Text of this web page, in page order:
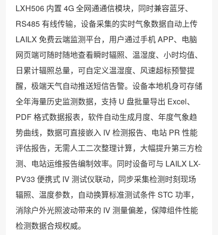
LXH506 内置 4G 全网通通信模块，同时兼容蓝牙、
RS485 有线传输，设备采集的实时气象数据自动上传
LAILX 免费云端监测平台，用户通过手机 APP、电脑
网页端可随时随地查看瞬时辐照、温湿度、小时均值、
日累计辐照总量，可自定义温湿度、风速超标预警提
醒，极端天气自动推送短信告警。设备本地机身可存储
全年海量历史监测数据，支持 U 盘批量导出 Excel、
PDF 格式数据报表，软件自动生成月度、年度气象趋
势曲线，数据可直接嵌入 IV 检测报告、电站 PR 性能
评估报告，无需人工二次整理计算，大幅提升第三方检
测、电站运维报告编制效率。同时设备可与 LAILX LX-
PV33 便携式 IV 测试仪联动，同步采集检测时刻现场
辐照、温度参数，自动换算标准测试条件 STC 功率，
消除户外光照波动带来的 IV 测量偏差，保障组件性能
检测数据合规权威。